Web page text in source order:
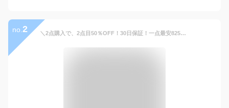
no. 2 ＼2点購入で、2点目50％OFF！30日保証！一点最安825円／ 折りたたみ椅子 運動会 アウトドア 折りたたみ椅子 コンパクト 軽量 携帯便利 収納袋付き ミニチェア キャンプ 釣り 登山 バーベキュー フェス スポーツ観戦 折り畳み椅子 最大耐荷重120kg おしゃれ